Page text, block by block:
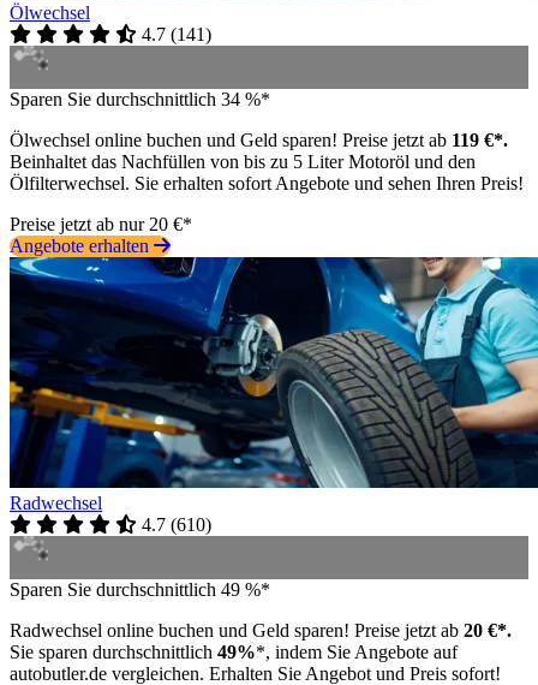
Ölwechsel
4.7 (141)
Sparen Sie durchschnittlich 34 %*
Ölwechsel online buchen und Geld sparen! Preise jetzt ab 119 €*.
Beinhaltet das Nachfüllen von bis zu 5 Liter Motoröl und den
Ölfilterwechsel. Sie erhalten sofort Angebote und sehen Ihren Preis!
Preise jetzt ab nur 20 €*
Angebote erhalten
Radwechsel
4.7 (610)
Sparen Sie durchschnittlich 49 %*
Radwechsel online buchen und Geld sparen! Preise jetzt ab 20 €*.
Sie sparen durchschnittlich 49%*, indem Sie Angebote auf
autobutler.de vergleichen. Erhalten Sie Angebot und Preis sofort!